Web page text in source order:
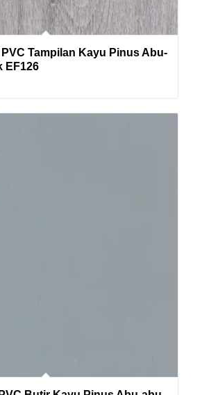
Tampilan Kayu Pinus Abu-
EF126